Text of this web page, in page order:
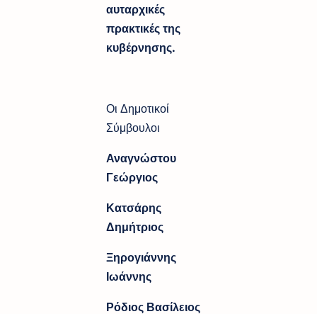
αυταρχικές
πρακτικές της
κυβέρνησης.
Οι Δημοτικοί
Σύμβουλοι
Αναγνώστου
Γεώργιος
Κατσάρης
Δημήτριος
Ξηρογιάννης
Ιωάννης
Ρόδιος Βασίλειος